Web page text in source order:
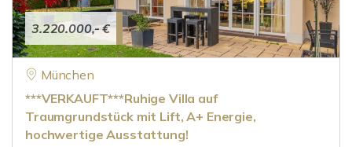
3.220.000,- €
München
***VERKAUFT***Ruhige Villa auf
Traumgrundstück mit Lift, A+ Energie,
hochwertige Ausstattung!